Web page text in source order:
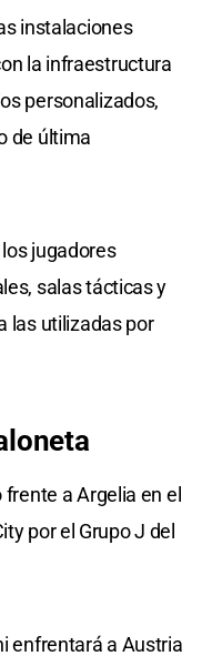
instalaciones
la infraestructura
personalizados,
de última
jugadores
salas tácticas y
las utilizadas por
a Argelia en el
por el Grupo J del
enfrentará a Austria